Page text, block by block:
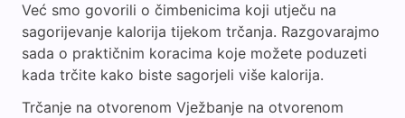
Već smo govorili o čimbenicima koji utječu na
sagorijevanje kalorija tijekom trčanja. Razgovarajmo
sada o praktičnim koracima koje možete poduzeti
kada trčite kako biste sagorjeli više kalorija.
Trčanje na otvorenom Vježbanje na otvorenom